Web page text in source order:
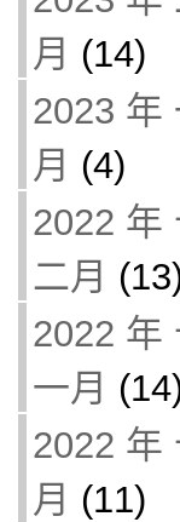
月 (14)
2023 年
月 (4)
2022 年
二月
2022 年
一月
2022 年
月 (11)